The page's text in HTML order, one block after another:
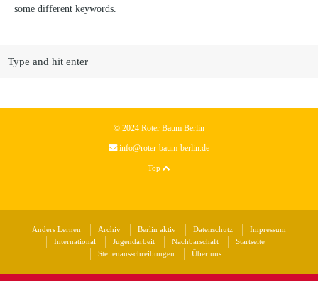
some different keywords.
© 2024 Roter Baum Berlin
info@roter-baum-berlin.de
Top
Anders Lernen Archiv Berlin aktiv Datenschutz
Impressum
International
Jugendarbeit Nachbarschaft
Startseite
Stellenausschreibungen
Über uns